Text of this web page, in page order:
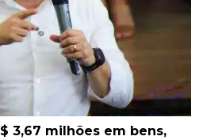
3,67 milhões em bens,